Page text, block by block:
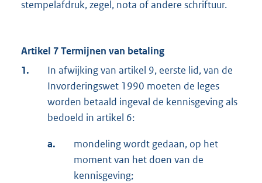
stempelafdruk, zegel, nota of andere schriftuur.
Artikel 7 Termijnen van betaling
1.
In afwijking van artikel 9, eerste lid, van de
Invorderingswet 1990 moeten de leges
worden betaald ingeval de kennisgeving als
bedoeld in artikel 6:
a.
mondeling wordt gedaan, op het
moment van het doen van de
kennisgeving;